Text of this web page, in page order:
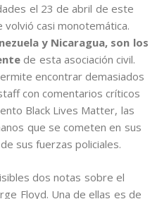
el 23 de abril de este
volvió casi monotemática.
y Nicaragua, son los
de esta asociación civil.
encontrar demasiados
con comentarios críticos
Black Lives Matter, las
que se cometen en sus
sus fuerzas policiales.
dos notas sobre el
Floyd. Una de ellas es de